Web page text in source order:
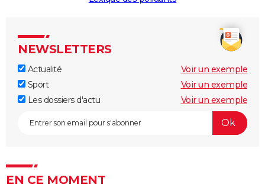
NEWSLETTERS
Actualité
Voir un exemple
Sport
Voir un exemple
Les dossiers d'actu
Voir un exemple
EN CE MOMENT